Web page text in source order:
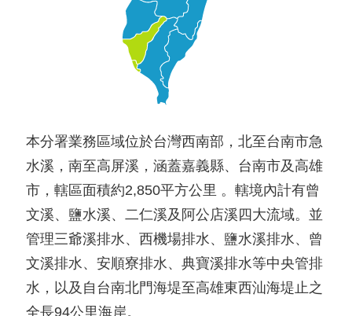
本分署業務區域位於台灣西南部，北至台南市急
水溪，南至高屏溪，涵蓋嘉義縣、台南市及高雄
市，轄區面積約2,850平方公里 。轄境內計有曾
文溪、鹽水溪、二仁溪及阿公店溪四大流域。並
管理三爺溪排水、西機場排水、鹽水溪排水、曾
文溪排水、安順寮排水、典寶溪排水等中央管排
水，以及自台南北門海堤至高雄東西汕海堤止之
全長94公里海岸。